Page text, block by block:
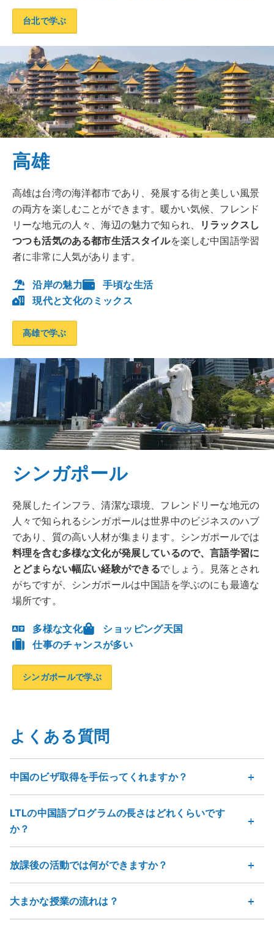
台北で学ぶ
高雄
高雄は台湾の海洋都市であり、発展する街と美しい風景
の両方を楽しむことができます。暖かい気候、フレンド
リーな地元の人々、海辺の魅力で知られ、
リラックスし
つつも活気のある都市生活スタイルを楽しむ中国語学習
者に非常に人気があります。
沿岸の魅力
手頃な生活
現代と文化のミックス
高雄で学ぶ
シンガポール
発展したインフラ、清潔な環境、フレンドリーな地元の
人々で知られるシンガポールは世界中のビジネスのハブ
であり、質の高い人材が集まります。シンガポールでは
料理を含む多様な文化が発展しているので、言語学習に
とどまらない幅広い経験ができるでしょう。見落とされ
がちですが、シンガポールは中国語を学ぶのにも最適な
場所です。
多様な文化
ショッピング天国
仕事のチャンスが多い
シンガポールで学ぶ
よくある質問
中国のビザ取得を手伝ってくれますか？
LTLの中国語プログラムの長さはどれくらいです
か？
放課後の活動では何ができますか？
大まかな授業の流れは？